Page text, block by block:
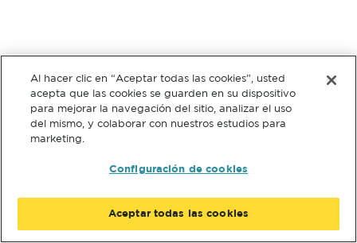
Al hacer clic en “Aceptar todas las cookies”, usted
acepta que las cookies se guarden en su dispositivo
para mejorar la navegación del sitio, analizar el uso
del mismo, y colaborar con nuestros estudios para
marketing.
Configuración de cookies
Aceptar todas las cookies